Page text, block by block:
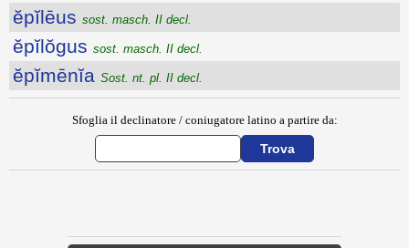
ĕpĭlēus sost. masch. II decl.
ĕpĭlŏgus sost. masch. II decl.
ĕpĭmēnĭa Sost. nt. pl. II decl.
Sfoglia il declinatore / coniugatore latino a partire da: